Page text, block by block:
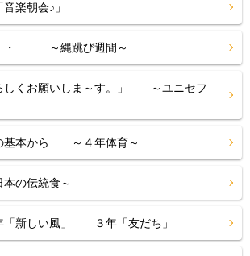
楽朝会♪」
・・ ～縄跳び週間～
しくお願いしま～す。」 ～ユニセフ
基本から ～４年体育～
の伝統食～
新しい風」 ３年「友だち」